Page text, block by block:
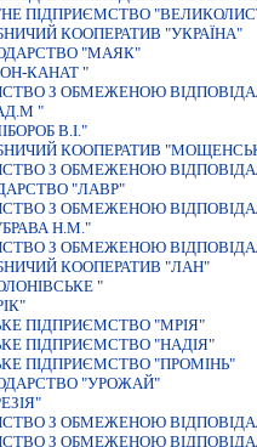
ПIДПРИЄМСТВО
КООПЕРАТИВ "УКРАЇНА"
"МАЯК"
КАНАТ "
З ОБМЕЖЕНОЮ
"
В.І."
КООПЕРАТИВ
З ОБМЕЖЕНОЮ
"ЛАВР"
З ОБМЕЖЕНОЮ
Н.М."
З ОБМЕЖЕНОЮ
КООПЕРАТИВ "ЛАН"
"
ПIДПРИЄМСТВО "МРIЯ"
ПІДПРИЄМСТВО "НАДІЯ"
ПІДПРИЄМСТВО "ПРОМІНЬ"
"УРОЖАЙ"
З ОБМЕЖЕНОЮ
З ОБМЕЖЕНОЮ